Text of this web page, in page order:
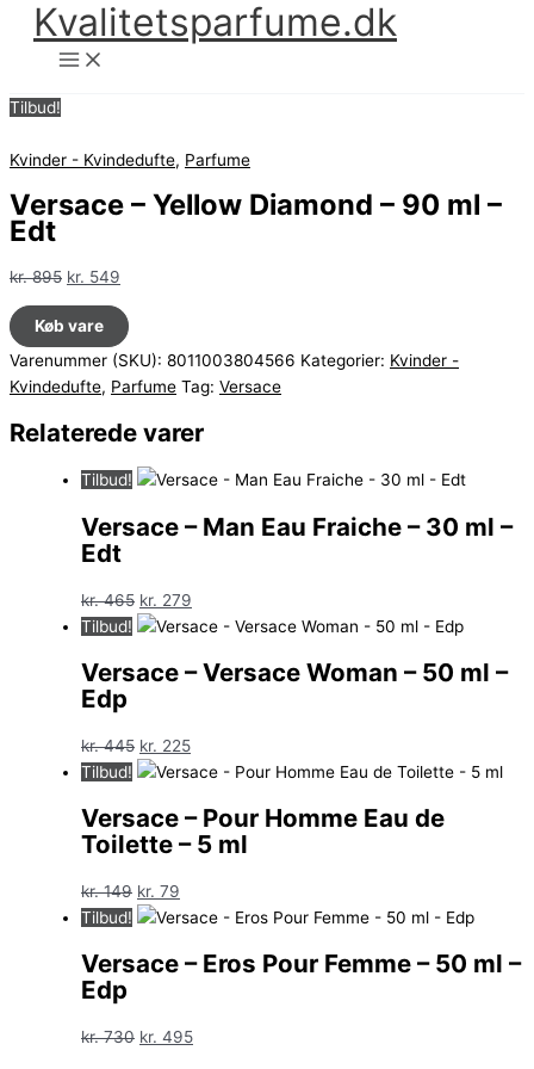
Kvalitetsparfume.dk
Tilbud!
Kvinder - Kvindedufte, Parfume
Versace – Yellow Diamond – 90 ml –
Edt
kr.895 Den
oprindelige
pris
var:
kr. 895.
kr. 549
pris
er:
kr. 549.
Køb vare
Varenummer (SKU): 8011003804566 Kategorier: Kvinder -
Kvindedufte, Parfume Tag: Versace
Relaterede varer
Tilbud!
Versace – Man Eau Fraiche – 30 ml –
Edt
kr.465 Den
oprindelige
var:
kr. 279
aktuelle
er:
Tilbud!
Versace – Versace Woman – 50 ml –
Edp
kr.445 Den
oprindelige
var:
kr. 445.
kr. 225Den
aktuelle
er:
kr. 225.
Tilbud!
Versace – Pour Homme Eau de
Toilette – 5 ml
kr.149 Den
oprindelige
var:
kr. 79
aktuelle
er:
Tilbud!
Versace – Eros Pour Femme – 50 ml –
Edp
kr.730 Den
kr. 495Den